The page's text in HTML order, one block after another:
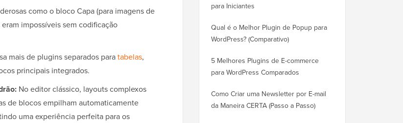
como o bloco Capa (para imagens de
impossíveis sem codificação
mais de plugins separados paratabelas,
principais integrados.
No editor clássico, layouts complexos
de blocos empilham automaticamente
uma experiência perfeita para os
para Iniciantes
Qual é o Melhor Plugin de Popup para
WordPress? (Comparativo)
5 Melhores Plugins de E-commerce
para WordPress Comparados
Como Criar uma Newsletter por E-mail
da Maneira CERTA (Passo a Passo)